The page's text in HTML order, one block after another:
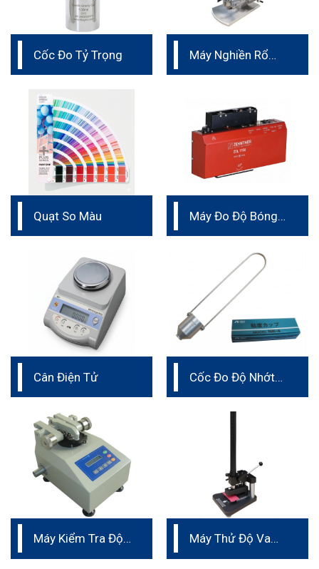
Cốc Đo Tỷ Trọng
Máy Nghiền Rổ
Quạt So Màu
Máy Đo Độ Bóng
Cân Điện Tử
Cốc Đo Độ Nhớt
Máy Kiểm Tra Độ
Máy Thử Độ Va